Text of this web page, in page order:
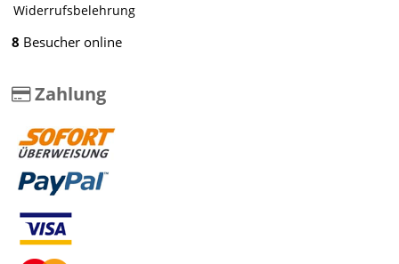
Widerrufsbelehrung
8 Besucher online
Zahlung